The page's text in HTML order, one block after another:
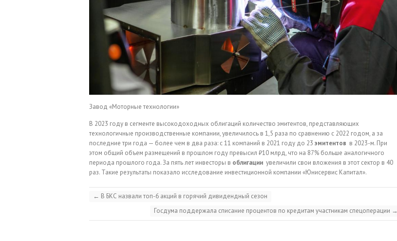
Завод «Моторные технологии»
В 2023 году в сегменте высокодоходных облигаций количество эмитентов, представляющих
технологичные производственные компании, увеличилось в 1,5 раза по сравнению с 2022 годом, а за
последние три года — более чем в два раза: с 11 компаний в 2021 году до 23 эмитентов в 2023-м. При
этом общий объем размещений в прошлом году превысил ₽10 млрд, что на 87% больше аналогичного
периода прошлого года. За пять лет инвесторы в облигации увеличили свои вложения в этот сектор в 40
раз. Такие результаты показало исследование инвестиционной компании «Юнисервис Капитал».
← В БКС назвали топ-6 акций в горячий дивидендный сезон
Госдума поддержала списание процентов по кредитам участникам спецоперации →